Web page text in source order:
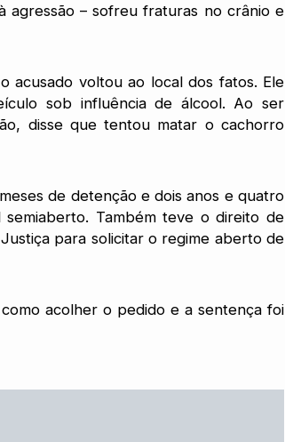
agressão – sofreu fraturas no crânio e
acusado voltou ao local dos fatos. Ele
sob influência de álcool. Ao ser
disse que tentou matar o cachorro
de detenção e dois anos e quatro
semiaberto. Também teve o direito de
para solicitar o regime aberto de
acolher o pedido e a sentença foi